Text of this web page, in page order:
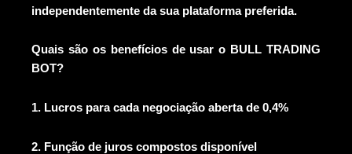
independentemente da sua plataforma preferida.
Quais são os benefícios de usar o BULL TRADING
BOT?
1. Lucros para cada negociação aberta de 0,4%
2. Função de juros compostos disponível